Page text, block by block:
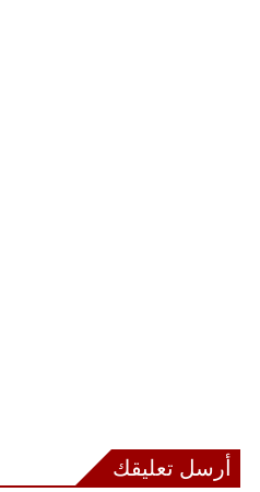
أرسل تعليقك